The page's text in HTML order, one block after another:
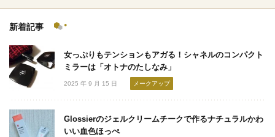
新着記事
女っぷりもテンションもアガる！シャネルのコンパクト
ミラーは「オトナのたしなみ」
2025 年 9 月 15 日 メークアップ
Glossierのジェルクリームチークで作るナチュラルかわ
いい血色ほっぺ